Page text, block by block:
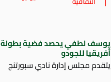
يوسف لطفي يحصد فضية بطولة
أفريقيا للجودو
يتقدم مجلس إدارة نادي سبورتنج